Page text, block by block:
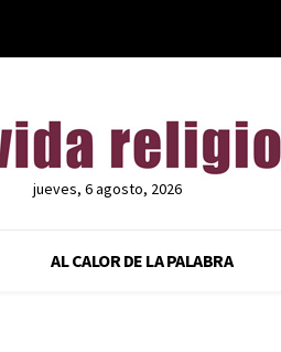
jueves, 6 agosto, 2026
AL CALOR DE LA PALABRA